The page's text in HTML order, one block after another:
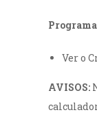
Ver o
AVISOS: